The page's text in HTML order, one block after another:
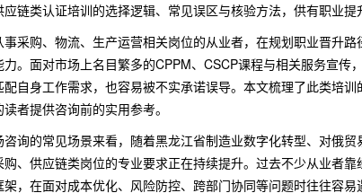
链类认证培训的选择逻辑、常见误区与核验方法，供有职业提
采购、物流、生产运营相关岗位的从业者，在规划职业晋升
。面对市场上名目繁多的CPPM、CSCP课程与相关服务宣传
自身工作需求，也容易被不实承诺误导。本文梳理了此类培
者提供咨询前的实用参考。
咨询的常见场景来看，随着黑龙江省制造业数字化转型、对俄
、供应链类岗位的专业要求正在持续提升。过去不少从业者
架，在面对成本优化、风险防控、跨部门协同等问题时往往容